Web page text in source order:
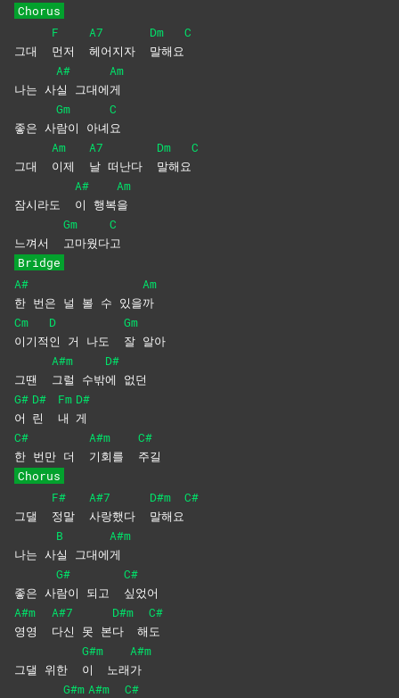
Chorus
그대
F
먼저
A7
헤어지자
Dm
말해요
C
나는 사
A#
실 그대에
Am
게
좋은 사
Gm
람이 아녜
C
요
그대
Am
이제
A7
날 떠난다
Dm
말해요
C
잠시라도
A#
이 행복
Am
을
느껴서
Gm
고마웠다
C
고
Bridge
A#
한 번은 널 볼 수 있을
Am
까
Cm
이기적
D
인 거 나도
Gm
잘 알아
그땐
A#m
그럴 수밖
D#
에 없던
G#
어
D#
린
Fm
내
D#
게
C#
한 번만 더
A#m
기회를
C#
주길
Chorus
그댈
F#
정말
A#7
사랑했다
D#m
말해요
C#
나는 사
B
실 그대에
A#m
게
좋은 사
G#
람이 되고
C#
싶었어
A#m
영영
A#7
다신 못 본
D#m
다
해
C#
도
그댈 위한
G#m
이
노래
A#m
가
G#m A#m
C#